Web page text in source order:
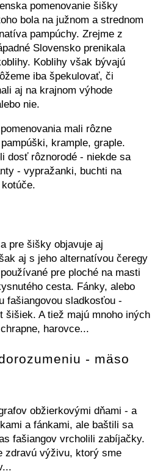
pomenovanie šišky
bola na južnom a strednom
pampúchy. Zrejme z
Slovensko prenikala
Koblihy však bývajú
iba špekulovať, či
aj na krajnom výhode
nie.
mali rôzne
krample, graple.
dosť rôznorodé - niekde sa
- vypražanki, buchti na
pre šišky objavuje aj
aj s jeho alternatívou čeregy
pre ploché na masti
cesta. Fánky, alebo
fašiangovou sladkosťou -
šišiek. A tiež majú mnoho iných
harovce...
- mäso
obžierkovými dňami - a
a fánkami, ale baštili sa
fašiangov vrcholili zabíjačky.
zdravú výživu, ktorý sme